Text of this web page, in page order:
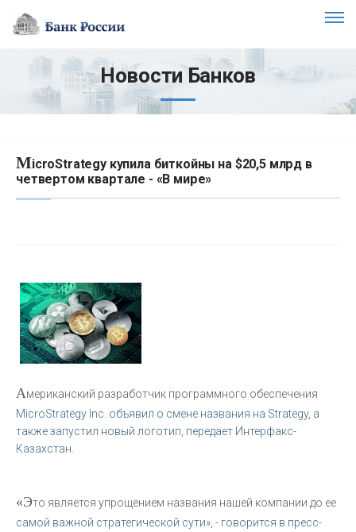
Новости Банков
MicroStrategy купила биткойны на $20,5 млрд в
четвертом квартале - «В мире»
Американский разработчик программного обеспечения
MicroStrategy Inc. объявил о смене названия на Strategy, а
также запустил новый логотип, передает Интерфакс-
Казахстан.
«Это является упрощением названия нашей компании до ее
самой важной стратегической сути», - говорится в пресс-